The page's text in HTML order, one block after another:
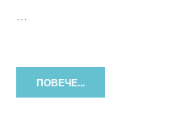
ПОВЕЧЕ...